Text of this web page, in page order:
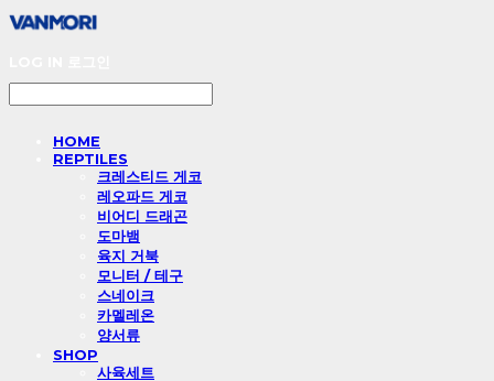
HOME
REPTILES
크레스티드 게코
레오파드 게코
비어디 드래곤
도마뱀
육지 거북
모니터 / 테구
스네이크
카멜레온
양서류
SHOP
사육세트